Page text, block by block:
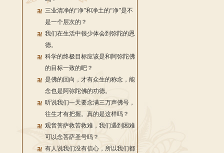
三业清净的“净”和净土的“净”是不
是一个层次的？
我们在生活中很少体会到弥陀的恩
德。
科学的终极目标应该是和阿弥陀佛
的目标一致的吧？
是佛的回向，才有众生的称念，能
念也是阿弥陀佛的功德。
听说我们一天要念满三万声佛号，
往生才有把握。真的是这样吗？
观音菩萨救苦救难，我们遇到困难
可以念菩萨圣号吗？
有人说我们没有信心，所以我们都